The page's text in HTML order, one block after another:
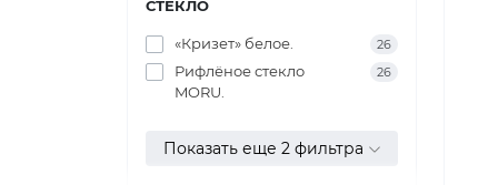
СТЕКЛО
«Кризет» белое. 26
Рифлёное стекло
MORU.
26
Показать еще 2 фильтра